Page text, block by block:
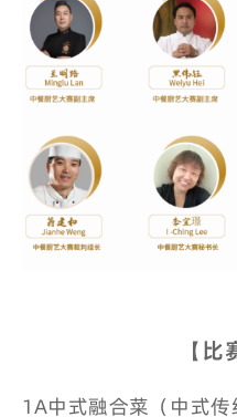
【比
1A中式融合菜（中式